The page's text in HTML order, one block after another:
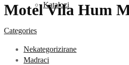
Katalozi
Motel Vila Hum
Categories
Nekategorizirane
Madraci